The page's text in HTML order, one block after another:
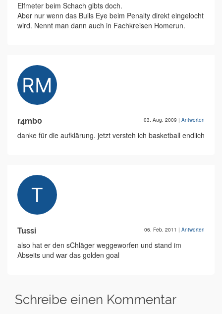
Elfmeter beim Schach gibts doch.
Aber nur wenn das Bulls Eye beim Penalty direkt eingelocht
wird. Nennt man dann auch in Fachkreisen Homerun.
r4mb0 03. Aug. 2009 | Antworten
danke für die aufklärung. jetzt versteh ich basketball endlich
Tussi 06. Feb. 2011 | Antworten
also hat er den sChläger weggeworfen und stand im
Abseits und war das golden goal
Schreibe einen Kommentar